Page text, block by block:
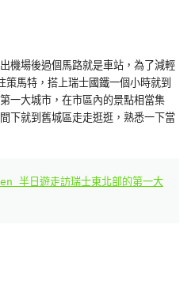
機場後過個馬路就是車站，為了減輕
馬特，搭上瑞士國鐵一個小時就到
一大城市，在市區內的景點相當集
下就到舊城區走走逛逛，熟悉一下當
半日遊走訪瑞士東北部的第一大